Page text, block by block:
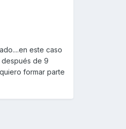
este caso
después de 9
formar parte